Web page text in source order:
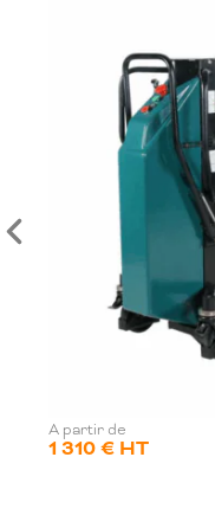
A partir de
1 310 € HT